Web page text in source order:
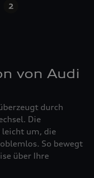
von Audi
durch
Die
um, die
So bewegt
über Ihre